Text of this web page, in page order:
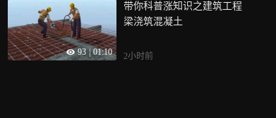
93 | 01:10
带你科普涨知识之建筑工程
梁浇筑混凝土
2小时前